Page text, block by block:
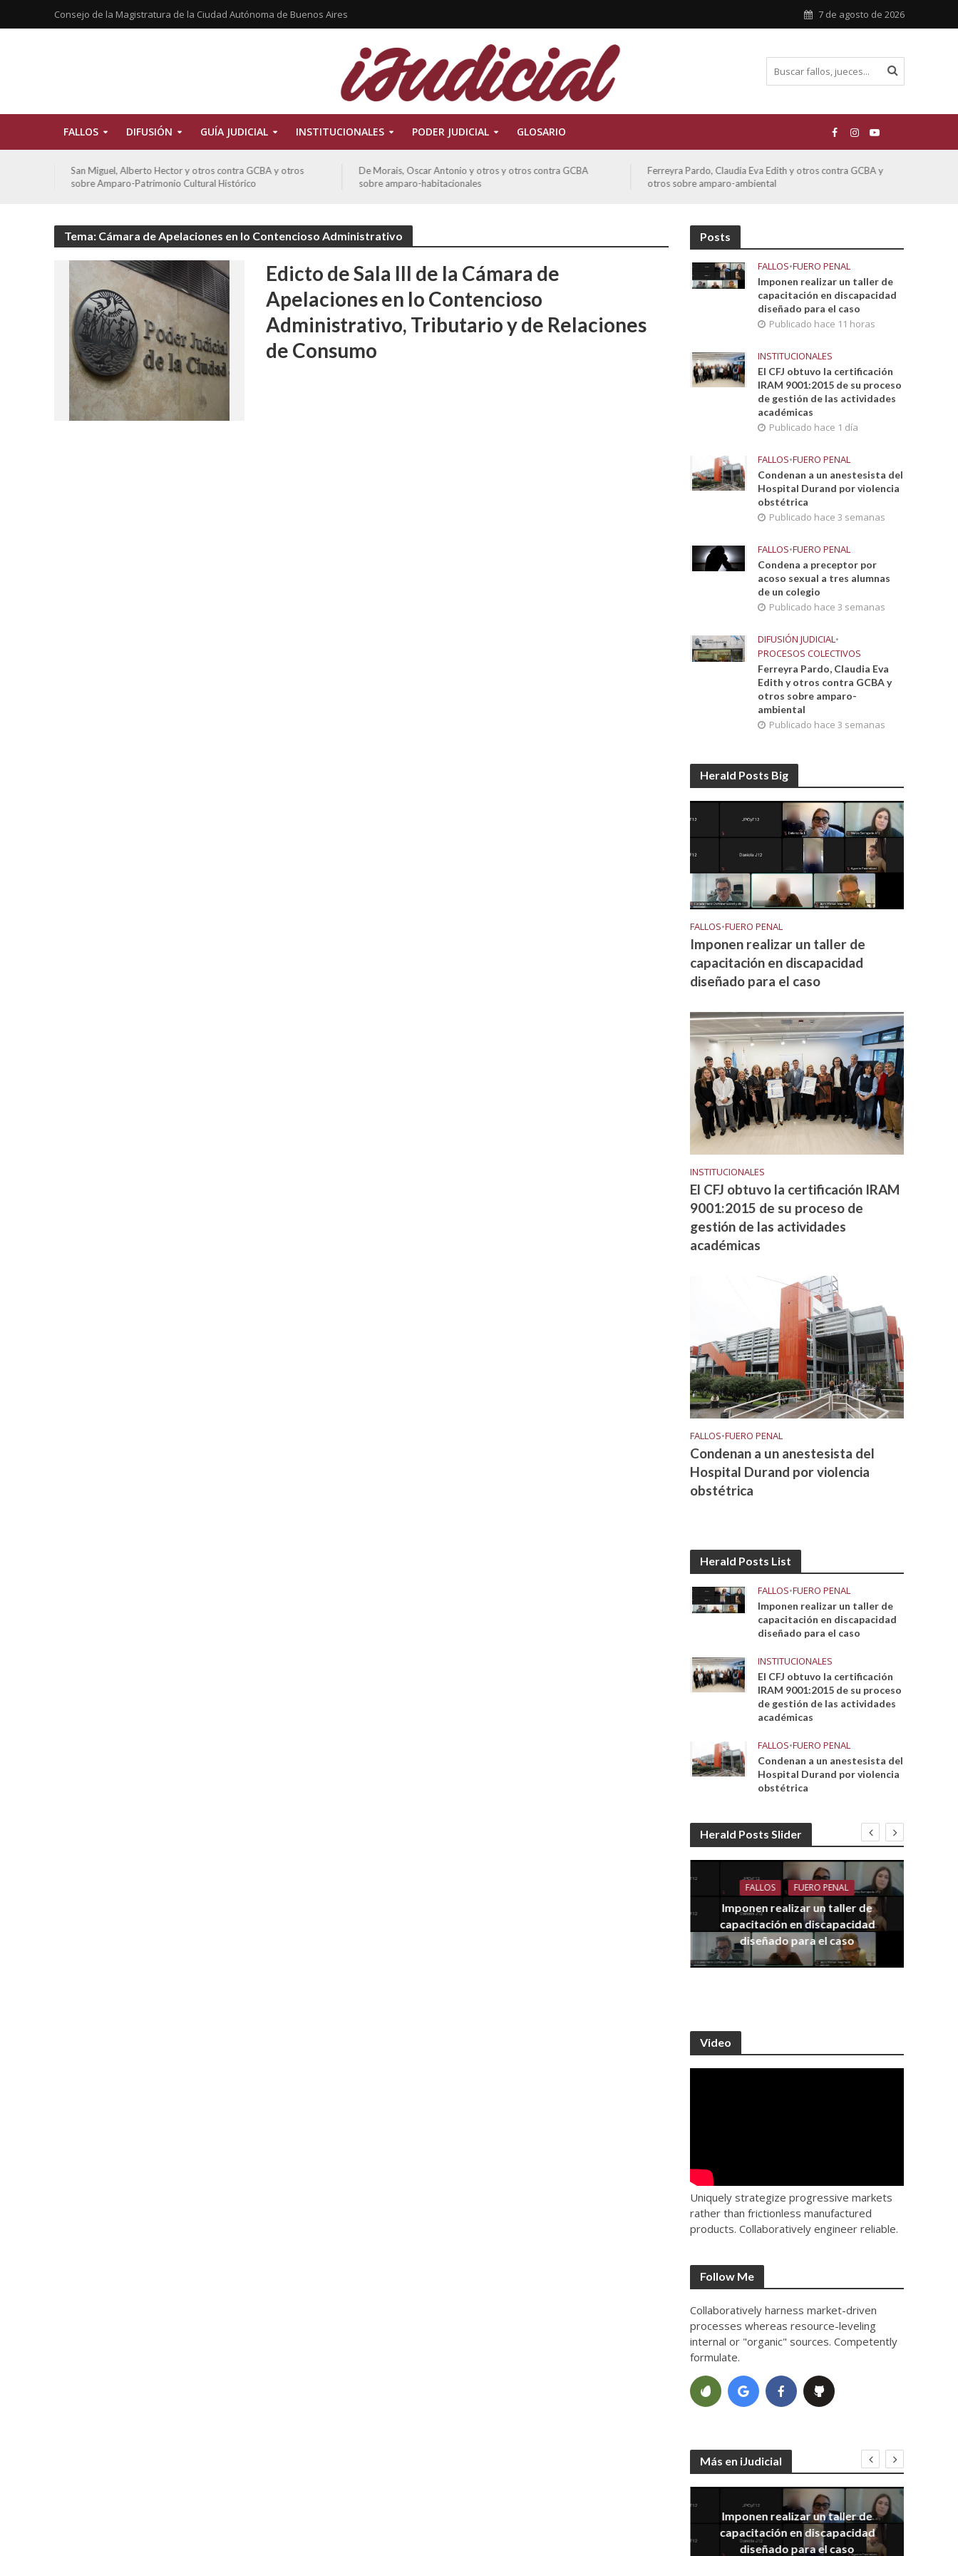
Consejo de la Magistratura de la Ciudad Autónoma de Buenos Aires 7 de agosto de 2026
FALLOS DIFUSIÓN GUÍA JUDICIAL INSTITUCIONALES PODER JUDICIAL GLOSARIO
San Miguel, Alberto Hector y otros contra GCBA y otros
sobre Amparo-Patrimonio Cultural Histórico
De Morais, Oscar Antonio y otros y otros contra GCBA
sobre amparo-habitacionales
Ferreyra Pardo, Claudia Eva Edith y otros contra GCBA y
otros sobre amparo-ambiental
Tema: Cámara de Apelaciones en lo Contencioso Administrativo
Edicto de Sala III de la Cámara de
Apelaciones en lo Contencioso
Administrativo, Tributario y de Relaciones
de Consumo
Posts
FALLOS•FUERO PENAL
Imponen realizar un taller de
capacitación en discapacidad
diseñado para el caso
Publicado hace 11 horas
INSTITUCIONALES
El CFJ obtuvo la certificación
IRAM 9001:2015 de su proceso
de gestión de las actividades
académicas
Publicado hace 1 día
FALLOS•FUERO PENAL
Condenan a un anestesista del
Hospital Durand por violencia
obstétrica
Publicado hace 3 semanas
FALLOS•FUERO PENAL
Condena a preceptor por
acoso sexual a tres alumnas
de un colegio
Publicado hace 3 semanas
DIFUSIÓN JUDICIAL•
PROCESOS COLECTIVOS
Ferreyra Pardo, Claudia Eva
Edith y otros contra GCBA y
otros sobre amparo-
ambiental
Publicado hace 3 semanas
Herald Posts Big
FALLOS•FUERO PENAL
Imponen realizar un taller de
capacitación en discapacidad
diseñado para el caso
INSTITUCIONALES
El CFJ obtuvo la certificación IRAM
9001:2015 de su proceso de
gestión de las actividades
académicas
FALLOS•FUERO PENAL
Condenan a un anestesista del
Hospital Durand por violencia
obstétrica
Herald Posts List
FALLOS•FUERO PENAL
Imponen realizar un taller de
capacitación en discapacidad
diseñado para el caso
INSTITUCIONALES
El CFJ obtuvo la certificación
IRAM 9001:2015 de su proceso
de gestión de las actividades
académicas
FALLOS•FUERO PENAL
Condenan a un anestesista del
Hospital Durand por violencia
obstétrica
Herald Posts Slider
FALLOS FUERO PENAL
Imponen realizar un taller de
capacitación en discapacidad
diseñado para el caso
Video
Uniquely strategize progressive markets
rather than frictionless manufactured
products. Collaboratively engineer reliable.
Follow Me
Collaboratively harness market-driven
processes whereas resource-leveling
internal or "organic" sources. Competently
formulate.
Más en iJudicial
Imponen realizar un taller de
capacitación en discapacidad
diseñado para el caso